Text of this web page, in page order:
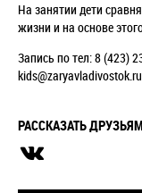
На занятии дети
жизни и на основе
Запись по тел: 8 (423)
kids@zaryavladivostok.ru
РАССКАЗАТЬ ДРУЗЬЯМ